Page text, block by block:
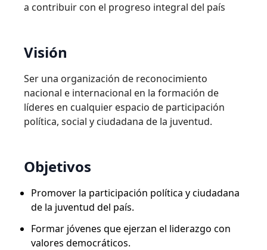
a contribuir con el progreso integral del país
Visión
Ser una organización de reconocimiento
nacional e internacional en la formación de
líderes en cualquier espacio de participación
política, social y ciudadana de la juventud.
Objetivos
Promover la participación política y ciudadana
de la juventud del país.
Formar jóvenes que ejerzan el liderazgo con
valores democráticos.